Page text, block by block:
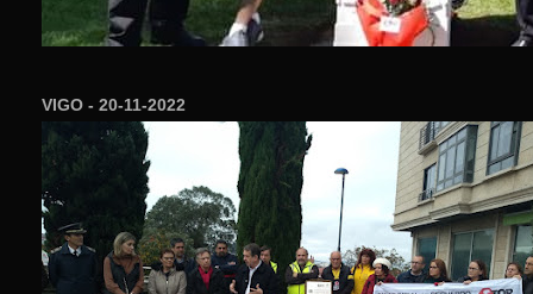
VIGO - 20-11-2022